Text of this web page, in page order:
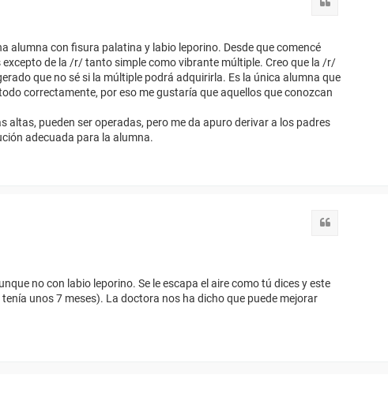
alumna con fisura palatina y labio leporino. Desde que comencé
de la /r/ tanto simple como vibrante múltiple. Creo que la /r/
que no sé si la múltiple podrá adquirirla. Es la única alumna que
correctamente, por eso me gustaría que aquellos que conozcan
pueden ser operadas, pero me da apuro derivar a los padres
adecuada para la alumna.
no con labio leporino. Se le escapa el aire como tú dices y este
unos 7 meses). La doctora nos ha dicho que puede mejorar